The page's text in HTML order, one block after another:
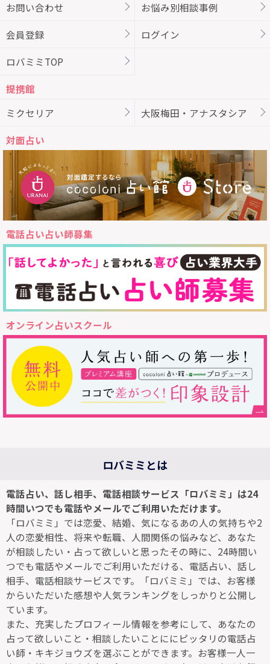
お問い合わせ お悩み別相談事例
会員登録 ログイン
ロバミミTOP
提携館
ミクセリア
大阪梅田・アナスタシア
対面占い
電話占い占い師募集
オンライン占いスクール
ロバミミとは
電話占い、話し相手、電話相談サービス「ロバミミ」は24
時間いつでも電話やメールでご利用いただけます。
「ロバミミ」では恋愛、結婚、気になるあの人の気持ちや2
人の恋愛相性、将来や転職、人間関係の悩みなど、あなた
が相談したい・占って欲しいと思ったその時に、24時間い
つでも電話やメールでご利用いただける、電話占い、話し
相手、電話相談サービスです。「ロバミミ」では、お客様
からいただいた感想や人気ランキングをしっかりと公開し
ています。
また、充実したプロフィール情報を参考にして、あなたの
占って欲しいこと・相談したいことににピッタリの電話占
い師・キキジョウズを選ぶことができます。お客様一人一